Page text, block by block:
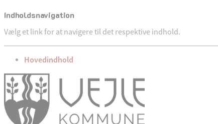
Indholdsnavigation
Vælg et link for at navigere til det respektive indhold.
gå til
Hovedindhold